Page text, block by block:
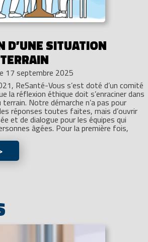
D’UNE SITUATION
17 septembre 2025
ReSanté-Vous s’est doté d’un comité
la réflexion éthique doit s’enraciner dans
Notre démarche n’a pas pour
réponses toutes faites, mais d’ouvrir
et de dialogue pour les équipes qui
âgées. Pour la première fois,